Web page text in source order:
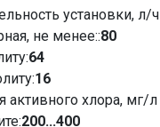
установки, л/ч
не менее::80
64
16
активного хлора, мг/л
200...400